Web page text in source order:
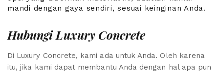
mandi dengan gaya sendiri, sesuai keinginan Anda.
Hubungi Luxury Concrete
Di Luxury Concrete, kami ada untuk Anda. Oleh karena
itu, jika kami dapat membantu Anda dengan hal apa pun